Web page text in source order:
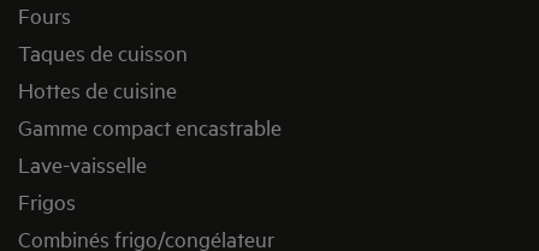
Fours
Taques de cuisson
Hottes de cuisine
Gamme compact encastrable
Lave-vaisselle
Frigos
Combinés frigo/congélateur